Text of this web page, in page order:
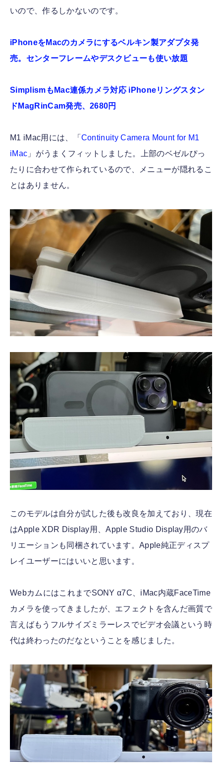
いので、作るしかないのです。
iPhoneをMacのカメラにするベルキン製アダプタ発
売。センターフレームやデスクビューも使い放題
SimplismもMac連係カメラ対応 iPhoneリングスタン
ドMagRinCam発売、2680円
M1 iMac用には、「 Continuity Camera Mount for M1
iMac 」がうまくフィットしました。上部のベゼルぴっ
たりに合わせて作られているので、メニューが隠れるこ
とはありません。
このモデルは自分が試した後も改良を加えており、現在
はApple XDR Display用、Apple Studio Display用のバ
リエーションも同梱されています。Apple純正ディスプ
レイユーザーにはいいと思います。
WebカムにはこれまでSONY α7C、iMac内蔵FaceTime
カメラを使ってきましたが、エフェクトを含んだ画質で
言えばもうフルサイズミラーレスでビデオ会議という時
代は終わったのだなということを感じました。